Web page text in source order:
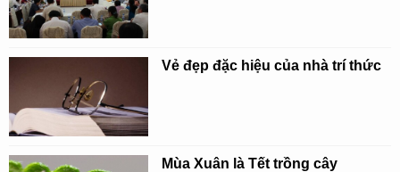
Vẻ đẹp đặc hiệu của nhà trí thức
Mùa Xuân là Tết trồng cây